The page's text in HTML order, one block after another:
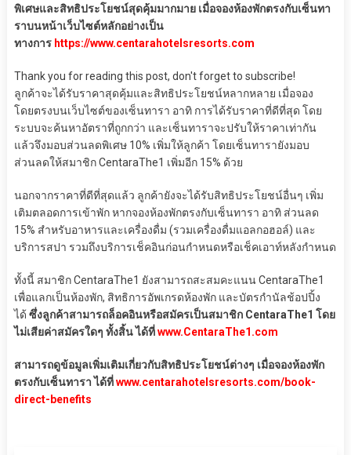
พิเศษและสิทธิประโยชน์สุดคุ้มมากมาย เมื่อจองห้องพักตรงกับเซ็นทา
ราบนหน้าเว็บไซต์หลักอย่างเป็น
ทางการ https://www.centarahotelsresorts.com
Thank you for reading this post, don't forget to subscribe!
ลูกค้าจะได้รับราคาสุดคุ้มและสิทธิประโยชน์หลากหลาย เมื่อจอง
โดยตรงบนเว็บไซต์ของเซ็นทารา อาทิ การได้รับราคาที่ดีที่สุด โดย
ระบบจะค้นหาอัตราที่ถูกกว่า และเซ็นทาราจะปรับให้ราคาเท่ากัน
แล้วจึงมอบส่วนลดพิเศษ 10% เพิ่มให้ลูกค้า โดยเซ็นทารายังมอบ
ส่วนลดให้สมาชิก CentaraThe1 เพิ่มอีก 15% ด้วย
นอกจากราคาที่ดีที่สุดแล้ว ลูกค้ายังจะได้รับสิทธิประโยชน์อื่นๆ เพิ่ม
เติมตลอดการเข้าพัก หากจองห้องพักตรงกับเซ็นทารา อาทิ ส่วนลด
15% สำหรับอาหารและเครื่องดื่ม (รวมเครื่องดื่มแอลกอฮอล์) และ
บริการสปา รวมถึงบริการเช็คอินก่อนกำหนดหรือเช็คเอาท์หลังกำหนด
ทั้งนี้ สมาชิก CentaraThe1 ยังสามารถสะสมคะแนน CentaraThe1
เพื่อแลกเป็นห้องพัก, สิทธิการอัพเกรดห้องพัก และบัตรกำนัลช้อปปิ้ง
ได้ ซึ่งลูกค้าสามารถล็อคอินหรือสมัครเป็นสมาชิก CentaraThe1 โดย
ไม่เสียค่าสมัครใดๆ ทั้งสิ้น ได้ที่www.CentaraThe1.com
สามารถดูข้อมูลเพิ่มเติมเกี่ยวกับสิทธิประโยชน์ต่างๆ เมื่อจองห้องพัก
ตรงกับเซ็นทารา ได้ที่www.centarahotelsresorts.com/book-
direct-benefits